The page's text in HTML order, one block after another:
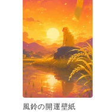
風鈴の開運壁紙